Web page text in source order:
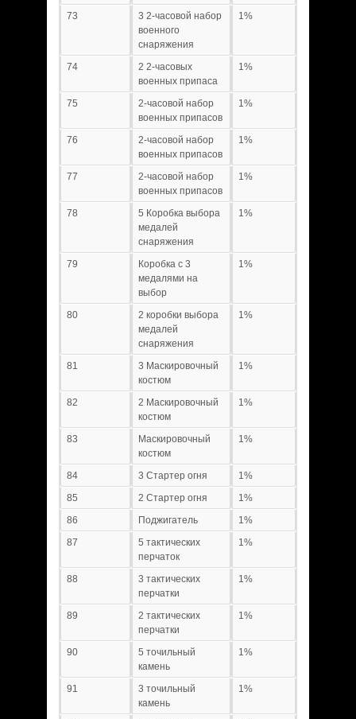
73
3 2-часовой набор
военного
снаряжения
1%
74
2 2-часовых
военных припаса
1%
75
2-часовой набор
военных припасов
1%
76
2-часовой набор
военных припасов
1%
77
2-часовой набор
военных припасов
1%
78
5 Коробка выбора
медалей
снаряжения
1%
79
Коробка с 3
медалями на
выбор
1%
80
2 коробки выбора
медалей
снаряжения
1%
81
3 Маскировочный
костюм
1%
82
2 Маскировочный
костюм
1%
83
Маскировочный
костюм
1%
84 3 Стартер огня
1%
85
2 Стартер огня
1%
86
Поджигатель
1%
87
5 тактических
перчаток
1%
88
3 тактических
перчатки
1%
89
2 тактических
перчатки
1%
90
5 точильный
камень
1%
91
3 точильный
камень
1%